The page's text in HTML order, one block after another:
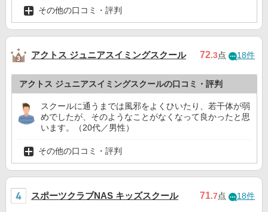
その他の口コミ・評判
アクトス ジュニアスイミングスクール 72.3点 18件
アクトス ジュニアスイミングスクールの口コミ・評判
スクールに通うまでは風邪をよくひいたり、若干体が弱
めでしたが、そのようなことがなくなって良かったと思
います。（20代／男性）
その他の口コミ・評判
スポーツクラブNAS キッズスクール 71.7点 18件